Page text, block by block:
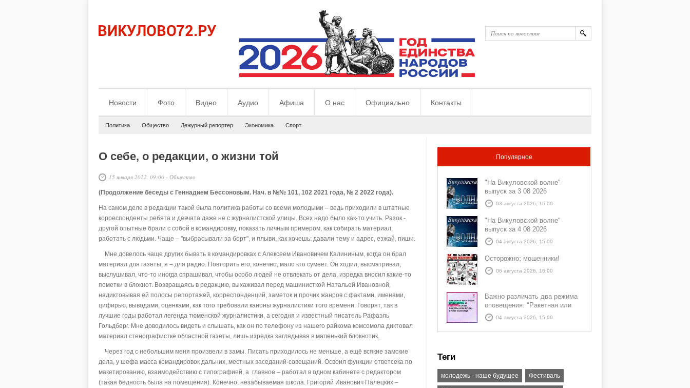
Новости Фото Видео Аудио Афиша О нас Официально Контакты
Политика Общество Дежурный репортер Экономика Спорт
О себе, о редакции, о жизни той
15 января 2022, 09:00 - Общество
(Продолжение беседы с Геннадием Бессоновым. Нач. в №№ 101, 102 2021 года, № 2 2022 года).
На самом деле в редакции такой была политика работы со всеми молодыми – ведь приходили в штатные
корреспонденты ребята и девчата даже не с журналистской улицы. Всех надо было как-то учить. Разок -
другой опытные брали с собой в командировку, показать личным примером, как собирать материал,
работать с людьми. Чаще – "выбрасывали за борт", и плыви, как хочешь: давали тему и адрес, езжай, пиши.
Мне довелось чаще других бывать в командировках с Алексеем Ивановичем Калининым, когда он брал
материал для газеты, я – для радио. Повторить его, конечно, мало кто сумеет. Он ходил, высматривал,
выслушивал, что-то иногда спрашивал, чтобы особо людей не отвлекать от дела, изредка вносил какие-то
пометки в блокнот. Возвращаясь в редакцию, выхаживал перед машинисткой Натальей Ивановной,
надиктовывая ей полосы репортажей, корреспонденций, заметок и прочих жанров с фактами, именами,
цифирью, выводами, оценками, как того требовали каноны журналистики того времени. Говорят, так в
лучшие годы работал легенда тюменской журналистики, а сегодня и известный писатель Рафаэль
Гольдберг. Мне доводилось видеть и слышать, как он по телефону из нашего райкома комсомола диктовал
материал стенографистке областной газеты, лишь изредка заглядывая в маленький блокнотик.
Через год с небольшим меня произвели в замы. Писать приходилось не меньше, а ещё всякие замские
дела, у шефа масса командировок дальних, местных заседаний-совещаний. Освоил функции ответсека по
макетированию, взаимодействию с типографией, а главное – работал в одном кабинете с редактором
(такая бедность была на помещения). Конечно, незабываемая школа. Григорий Иванович Палецких –
Популярное
"На Викуловской волне"
выпуск за 3 08 2026
03 августа 2026, 15:00
"На Викуловской волне"
выпуск за 4 08 2026
04 августа 2026, 15:00
Осторожно: мошенники!
06 августа 2026, 16:00
Важно различать два режима
оповещения: "Ракетная или
БПЛА опасность" и "Угроза
атаки ракеты или БПЛА"
04 августа 2026, 15:00
Теги
молодежь - наше будущее Фестиваль